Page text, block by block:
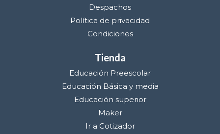
Despachos
Política de privacidad
Condiciones
Tienda
Educación Preescolar
Educación Básica y media
Educación superior
Maker
Ir a Cotizador